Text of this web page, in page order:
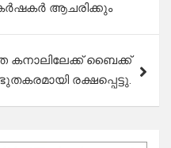
കർഷകർ ആചരിക്കും
കനാലിലേക്ക് ബൈക്ക്
രക്ഷപ്പെട്ടു.